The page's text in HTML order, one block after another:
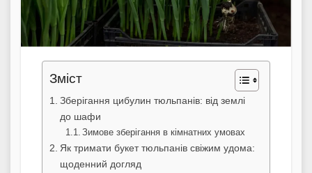
Зміст
Зберігання цибулин тюльпанів: від землі
до шафи
Зимове зберігання в кімнатних умовах
Як тримати букет тюльпанів свіжим удома:
щоденний догляд